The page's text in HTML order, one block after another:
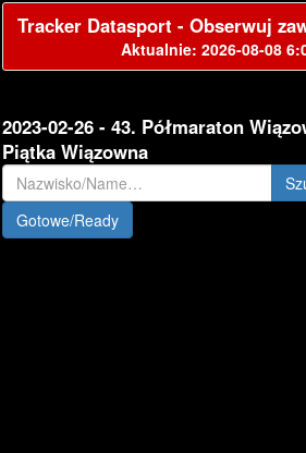
Tracker Datasport - Obserwuj
Aktualnie: 2026-08-08
2023-02-26 - 43. Półmaraton
Piątka Wiązowna
Gotowe/Ready